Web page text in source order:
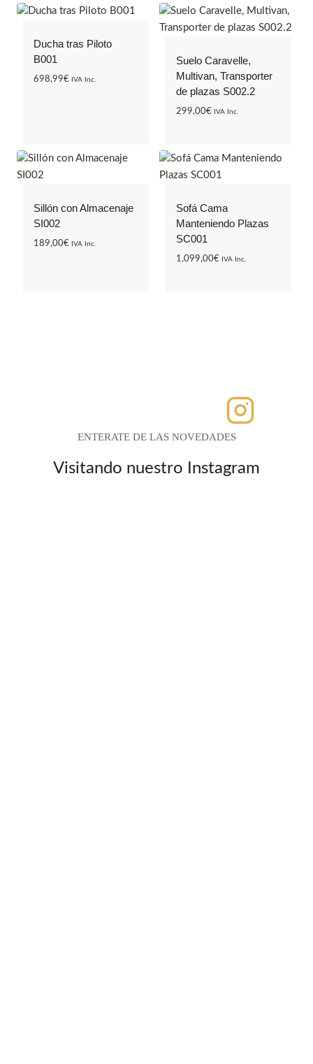
Ducha tras Piloto
B001
698,99€ IVA Inc.
Suelo Caravelle,
Multivan, Transporter
de plazas S002.2
299,00€ IVA Inc.
Sillón con Almacenaje
SI002
189,00€ IVA Inc.
Sofá Cama
Manteniendo Plazas
SC001
1.099,00€ IVA Inc.
ENTERATE DE LAS NOVEDADES
Visitando nuestro Instagram